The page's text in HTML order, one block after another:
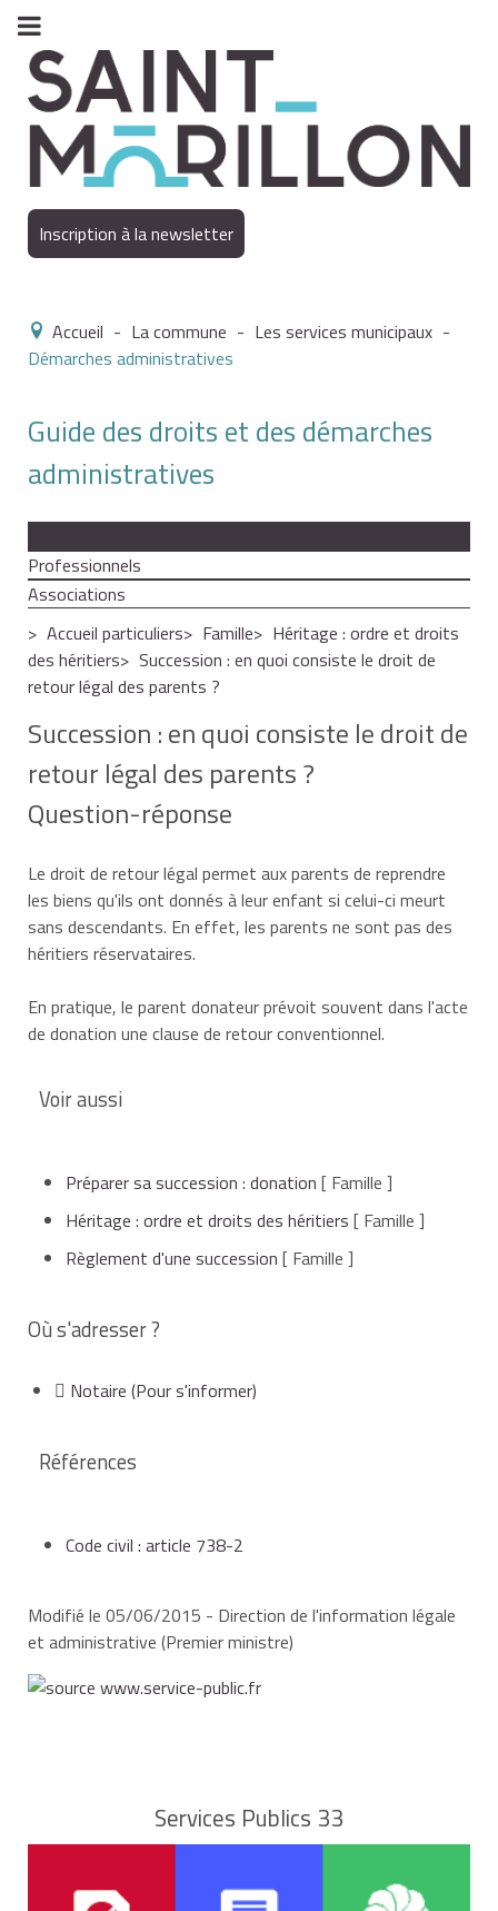
Inscription à la newsletter
Accueil - La commune - Les services municipaux -
Démarches administratives
Guide des droits et des démarches
administratives
Professionnels
Associations
Accueil particuliers
Famille
Héritage : ordre et droits
des héritiers
Succession : en quoi consiste le droit de
retour légal des parents ?
Succession : en quoi consiste le droit de
retour légal des parents ?
Question-réponse
Le droit de retour légal permet aux parents de reprendre
les biens qu'ils ont donnés à leur enfant si celui-ci meurt
sans descendants. En effet, les parents ne sont pas des
héritiers réservataires.
En pratique, le parent donateur prévoit souvent dans l'acte
de donation une clause de retour conventionnel.
Voir aussi
Préparer sa succession : donation [ Famille ]
Héritage : ordre et droits des héritiers [ Famille ]
Règlement d'une succession [ Famille ]
Où s'adresser ?
Notaire (Pour s'informer)
Références
Code civil : article 738-2
Modifié le 05/06/2015 - Direction de l'information légale
et administrative (Premier ministre)
Services Publics 33